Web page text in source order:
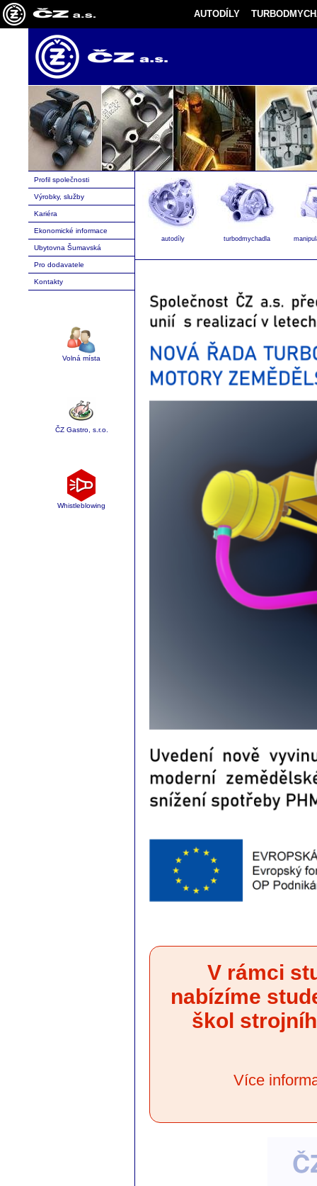
AUTODÍLY
Profil společnosti
Výrobky, služby
Kariéra
Ekonomické informace
Ubytovna Šumavská
Pro dodavatele
Kontakty
Volná místa
ČZ Gastro, s.r.o.
Whistleblowing
autodíly turbodmychadla
V rámci
nabízíme
škol
Více